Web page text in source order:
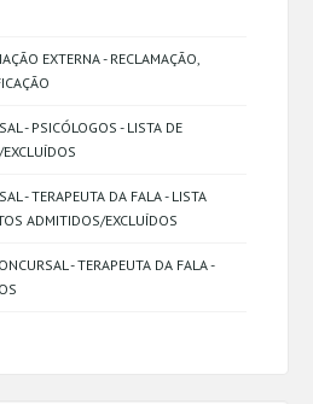
EXTERNA - RECLAMAÇÃO,
- PSICÓLOGOS - LISTA DE
- TERAPEUTA DA FALA - LISTA
ADMITIDOS/EXCLUÍDOS
- TERAPEUTA DA FALA -